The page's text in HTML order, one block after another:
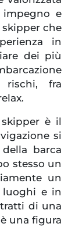
impegno e
che
in
dei più
rischi, fra
è il
si
barca
stesso un
un
e in
tratti di una
una figura